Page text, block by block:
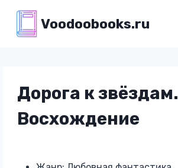
содержимому
Voodoobooks.ru
Дорога к звёздам.
Восхождение